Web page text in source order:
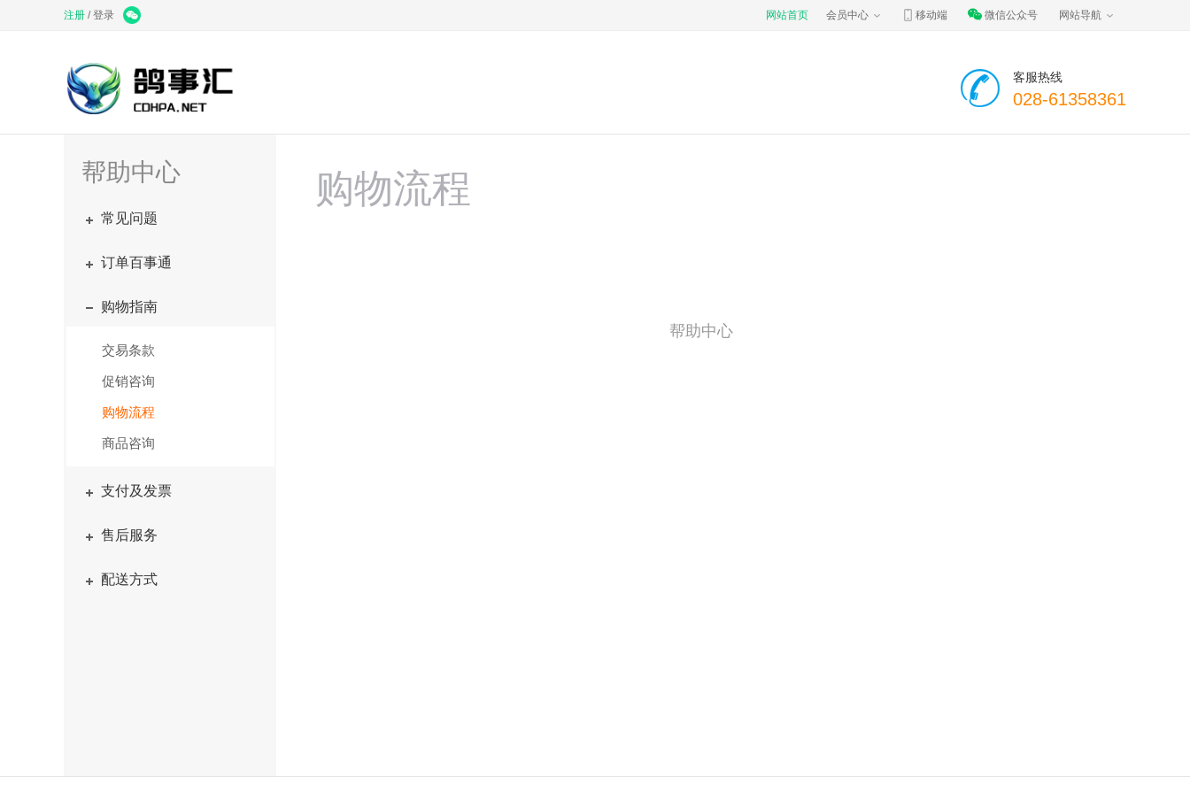
注册 /登录 网站首页 会员中心 移动端 微信公众号 网站导航
客服热线
028-61358361
帮助中心
常见问题
订单百事通
购物指南
交易条款
促销咨询
购物流程
商品咨询
支付及发票
售后服务
配送方式
购物流程
帮助中心